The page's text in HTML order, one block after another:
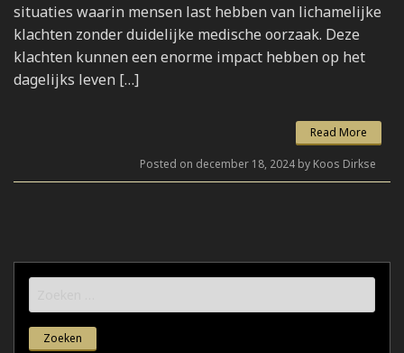
situaties waarin mensen last hebben van lichamelijke
klachten zonder duidelijke medische oorzaak. Deze
klachten kunnen een enorme impact hebben op het
dagelijks leven […]
Read More
Posted on december 18, 2024 by Koos Dirkse
naar: